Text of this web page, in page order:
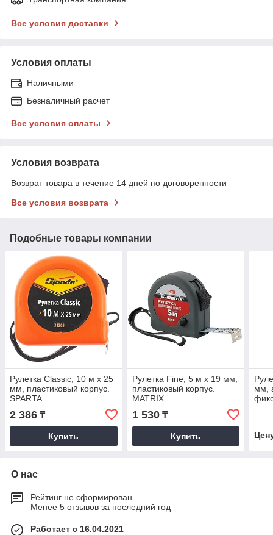
Все условия доставки
Условия оплаты
Наличными
Безналичный расчет
Все условия оплаты
Условия возврата
Возврат товара в течение 14 дней по договоренности
Все условия возврата
Подобные товары компании
Рулетка Classic, 10 м х 25
мм, пластиковый корпус.
SPARTA
2 386 ₸
Купить
Рулетка Fine, 5 м х 19 мм,
пластиковый корпус.
MATRIX
1 530₸
Купить
мм,
О нас
Рейтинг не сформирован
Менее 5 отзывов за последний год
Работает с 16.04.2021